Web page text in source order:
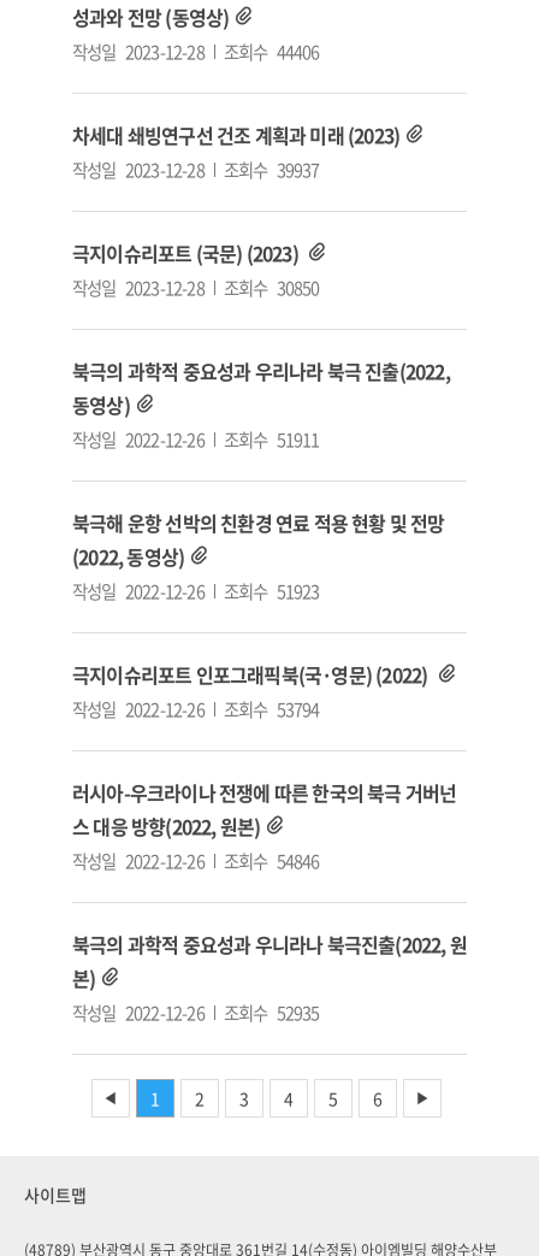
성과와 전망 (동영상)
작성일 2023-12-28 조회수 44406
차세대 쇄빙연구선 건조 계획과 미래 (2023)
작성일 2023-12-28 조회수 39937
극지이슈리포트 (국문) (2023)
작성일 2023-12-28 조회수 30850
북극의 과학적 중요성과 우리나라 북극 진출(2022,
동영상)
작성일 2022-12-26 조회수 51911
북극해 운항 선박의 친환경 연료 적용 현황 및 전망
(2022, 동영상)
작성일 2022-12-26 조회수 51923
극지이슈리포트 인포그래픽북(국·영문) (2022)
작성일 2022-12-26 조회수 53794
러시아-우크라이나 전쟁에 따른 한국의 북극 거버넌
스 대응 방향(2022, 원본)
작성일 2022-12-26 조회수 54846
북극의 과학적 중요성과 우니라나 북극진출(2022, 원
본)
작성일 2022-12-26 조회수 52935
◀ 1 2 3 4 5 6 ▶
사이트맵
(48789) 부산광역시 동구 중앙대로 361번길 14(수정동) 아이엠빌딩 해양수산부